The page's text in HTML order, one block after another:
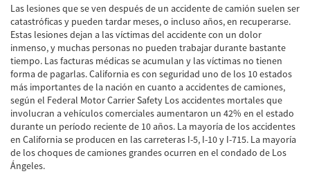
Accidente por Volcadura
Bolsas de Aire Defectuosas
Causas de los Accidentes Peatonales
Cerradura de la Puerta del Automóvil
Defectuosa
Choque Trasero
Las lesiones que se ven después de un accidente de camión suelen ser
catastróficas y pueden tardar meses, o incluso años, en recuperarse.
Estas lesiones dejan a las víctimas del accidente con un dolor
inmenso, y muchas personas no pueden trabajar durante bastante
tiempo. Las facturas médicas se acumulan y las víctimas no tienen
forma de pagarlas. California es con seguridad uno de los 10 estados
más importantes de la nación en cuanto a accidentes de camiones,
según el Federal Motor Carrier Safety Los accidentes mortales que
involucran a vehículos comerciales aumentaron un 42% en el estado
durante un período reciente de 10 años. La mayoría de los accidentes
en California se producen en las carreteras I-5, I-10 y I-715. La mayoría
de los choques de camiones grandes ocurren en el condado de Los
Ángeles.